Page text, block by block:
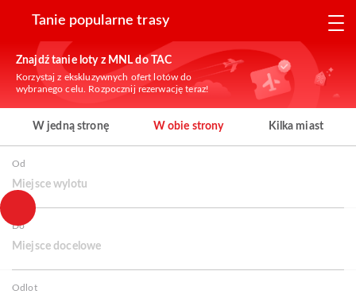
Tanie popularne trasy
Znajdź tanie loty z MNL do TAC
Korzystaj z ekskluzywnych ofert lotów do
wybranego celu. Rozpocznij rezerwację teraz!
W jedną stronę W obie strony Kilka miast
Od
Miejsce wylotu
Do
Miejsce docelowe
Odlot